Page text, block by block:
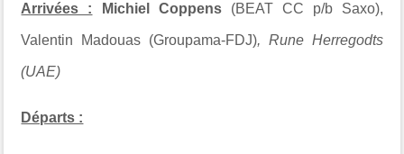
Arrivées : Michiel Coppens (BEAT CC p/b Saxo),
Valentin Madouas (Groupama-FDJ), Rune Herregodts
(UAE)
Départs :